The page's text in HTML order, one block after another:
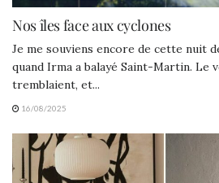
Nos îles face aux cyclones
Je me souviens encore de cette nuit
quand Irma a balayé Saint-Martin. Le
tremblaient, et...
16/08/2025